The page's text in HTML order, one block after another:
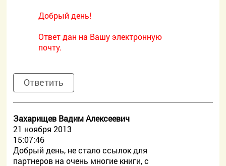
Добрый день!
Ответ дан на Вашу электронную
почту.
Ответить
Захарищев Вадим Алексеевич
21 ноября 2013
15:07:46
Добрый день, не стало ссылок для
партнеров на очень многие книги, с